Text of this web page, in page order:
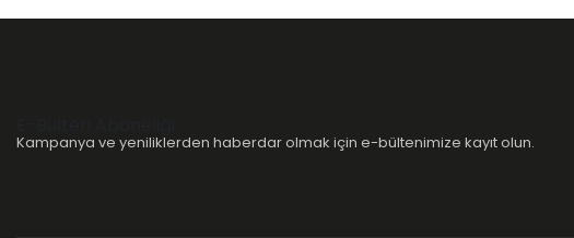
Kampanya ve yeniliklerden haberdar olmak için e-bültenimize kayıt olun.